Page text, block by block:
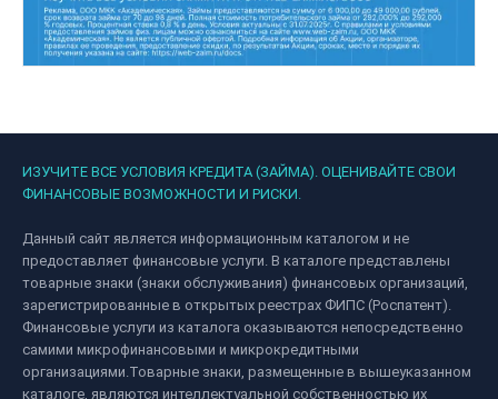
ИЗУЧИТЕ ВСЕ УСЛОВИЯ КРЕДИТА (ЗАЙМА). ОЦЕНИВАЙТЕ СВОИ
ФИНАНСОВЫЕ ВОЗМОЖНОСТИ И РИСКИ.
Данный сайт является информационным каталогом и не
предоставляет финансовые услуги. В каталоге представлены
товарные знаки (знаки обслуживания) финансовых организаций,
зарегистрированные в открытых реестрах ФИПС (Роспатент).
Финансовые услуги из каталога оказываются непосредственно
самими микрофинансовыми и микрокредитными
организациями.Товарные знаки, размещенные в вышеуказанном
каталоге, являются интеллектуальной собственностью их